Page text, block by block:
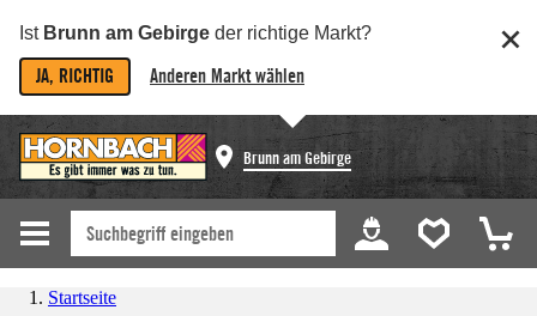
Ist Brunn am Gebirge der richtige Markt?
JA, RICHTIG Anderen Markt wählen
Brunn am Gebirge
Startseite